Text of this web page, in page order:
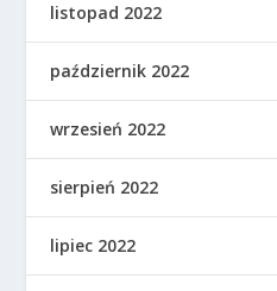
listopad 2022
październik 2022
wrzesień 2022
sierpień 2022
lipiec 2022